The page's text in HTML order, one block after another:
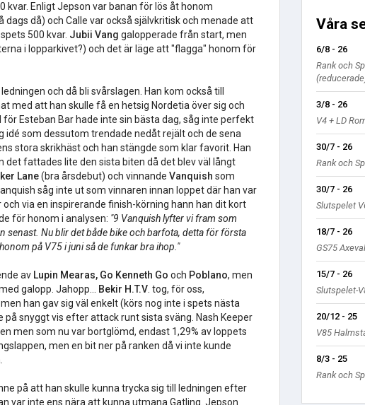
kvar. Enligt Jepson var banan för lös åt honom
då) och Calle var också självkritisk och menade att
500 kvar. Jubii Vang galopperade från start, men
i lopparkivet?) och det är läge att "flagga" honom för
och då bli svårslagen. Han kom också till
med att han skulle få en hetsig Nordetia över sig och
Esteban Bar hade inte sin bästa dag, såg inte perfekt
idé som dessutom trendade nedåt rejält och de sena
stora skrikhäst och han stängde som klar favorit. Han
det fattades lite den sista biten då det blev väl långt
Lane(bra årsdebut) och vinnande Vanquish som
såg inte ut som vinnaren innan loppet där han var
via en inspirerande finish-körning hann han dit kort
för honom i analysen: "9 Vanquish lyfter vi fram som
senast. Nu blir det både bike och barfota, detta för första
på V75 i juni så de funkar bra ihop."
av Lupin Mearas, Go Kenneth Go och Poblano, men
galopp. Jahopp...
Bekir H.T.V . tog, för oss,
han gav sig väl enkelt (körs nog inte i spets nästa
på snyggt vis efter attack runt sista sväng. Nash Keeper
men som nu var bortglömd, endast 1,29% av loppets
men en bit ner på ranken då vi inte kunde
på att han skulle kunna trycka sig till ledningen efter
var inte ens nära att kunna utmana Gatling. Jepson
Våra
6/8 - 26
Rank och
3/8 - 26
V4 + LD
30/7 - 26
Rank och
30/7 - 26
Slutspelet
18/7 - 26
GS75
15/7 - 26
Slutspelet-
20/12 - 25
V85
8/3 - 25
Rank och